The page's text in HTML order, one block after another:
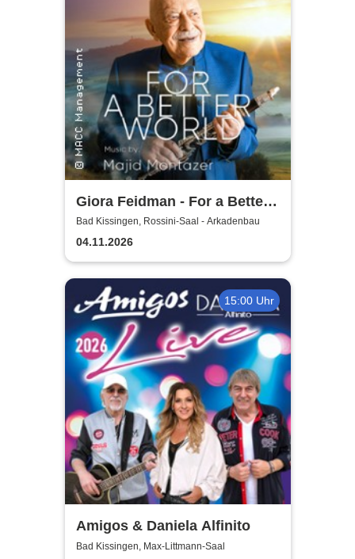
Giora Feidman - For a Better
World
Bad Kissingen, Rossini-Saal - Arkadenbau
04.11.2026
15:00 Uhr
Amigos & Daniela Alfinito
Bad Kissingen, Max-Littmann-Saal